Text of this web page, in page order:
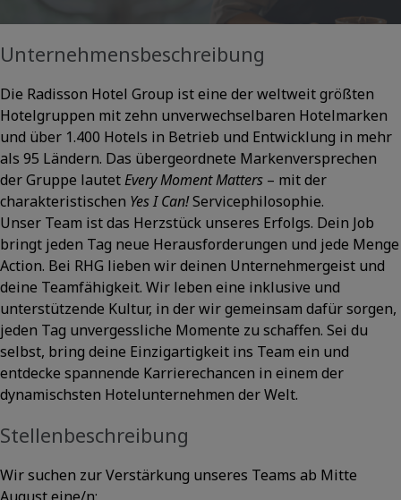
Unternehmensbeschreibung
Die Radisson Hotel Group ist eine der weltweit größten
Hotelgruppen mit zehn unverwechselbaren Hotelmarken
und über 1.400 Hotels in Betrieb und Entwicklung in mehr
als 95 Ländern. Das übergeordnete Markenversprechen
der Gruppe lautetEvery Moment Matters – mit der
charakteristischen Yes I Can!Servicephilosophie.
Unser Team ist das Herzstück unseres Erfolgs. Dein Job
bringt jeden Tag neue Herausforderungen und jede Menge
Action. Bei RHG lieben wir deinen Unternehmergeist und
deine Teamfähigkeit. Wir leben eine inklusive und
unterstützende Kultur, in der wir gemeinsam dafür sorgen,
jeden Tag unvergessliche Momente zu schaffen. Sei du
selbst, bring deine Einzigartigkeit ins Team ein und
entdecke spannende Karrierechancen in einem der
dynamischsten Hotelunternehmen der Welt.
Stellenbeschreibung
Wir suchen zur Verstärkung unseres Teams ab Mitte